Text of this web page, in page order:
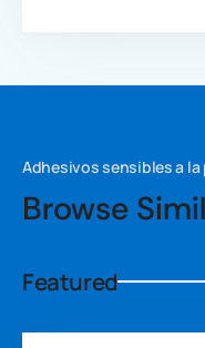
Adhesivos sensibles a la
Browse
Featured